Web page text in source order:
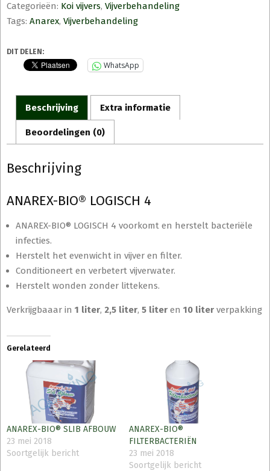
Categorieën: Koi vijvers, Vijverbehandeling
Tags: Anarex, Vijverbehandeling
DIT DELEN:
WhatsApp
Beschrijving Extra informatie
Beoordelingen (0)
Beschrijving
ANAREX-BIO® LOGISCH 4
ANAREX-BIO® LOGISCH 4 voorkomt en herstelt bacteriële
infecties.
Herstelt het evenwicht in vijver en filter.
Conditioneert en verbetert vijverwater.
Herstelt wonden zonder littekens.
Verkrijgbaaar in 1 liter, 2,5 liter, 5 liter en 10 liter verpakking
Gerelateerd
ANAREX-BIO® SLIB AFBOUW
23 mei 2018
Soortgelijk bericht
ANAREX-BIO®
FILTERBACTERIËN
23 mei 2018
Soortgelijk bericht